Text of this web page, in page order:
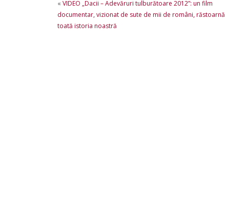
« VIDEO „Dacii – Adevăruri tulburătoare 2012”: un film
documentar, vizionat de sute de mii de români, răstoarnă
toată istoria noastră